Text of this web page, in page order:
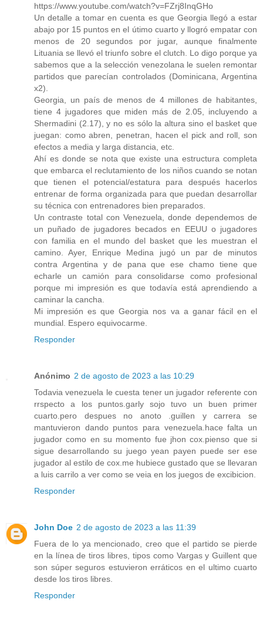
https://www.youtube.com/watch?v=FZrj8InqGHo
Un detalle a tomar en cuenta es que Georgia llegó a estar
abajo por 15 puntos en el útimo cuarto y llogró empatar con
menos de 20 segundos por jugar, aunque finalmente
Lituania se llevó el triunfo sobre el clutch. Lo digo porque ya
sabemos que a la selección venezolana le suelen remontar
partidos que parecían controlados (Dominicana, Argentina
x2).
Georgia, un país de menos de 4 millones de habitantes,
tiene 4 jugadores que miden más de 2.05, incluyendo a
Shermadini (2.17), y no es sólo la altura sino el basket que
juegan: como abren, penetran, hacen el pick and roll, son
efectos a media y larga distancia, etc.
Ahí es donde se nota que existe una estructura completa
que embarca el reclutamiento de los niños cuando se notan
que tienen el potencial/estatura para después hacerlos
entrenar de forma organizada para que puedan desarrollar
su técnica con entrenadores bien preparados.
Un contraste total con Venezuela, donde dependemos de
un puñado de jugadores becados en EEUU o jugadores
con familia en el mundo del basket que les muestran el
camino. Ayer, Enrique Medina jugó un par de minutos
contra Argentina y de pana que ese chamo tiene que
echarle un camión para consolidarse como profesional
porque mi impresión es que todavía está aprendiendo a
caminar la cancha.
Mi impresión es que Georgia nos va a ganar fácil en el
mundial. Espero equivocarme.
Responder
Anónimo 2 de agosto de 2023 a las 10:29
Todavia venezuela le cuesta tener un jugador referente con
rrspecto a los puntos.garly sojo tuvo un buen primer
cuarto.pero despues no anoto .guillen y carrera se
mantuvieron dando puntos para venezuela.hace falta un
jugador como en su momento fue jhon cox.pienso que si
sigue desarrollando su juego yean payen puede ser ese
jugador al estilo de cox.me hubiece gustado que se llevaran
a luis carrilo a ver como se veia en los juegos de excibicion.
Responder
John Doe 2 de agosto de 2023 a las 11:39
Fuera de lo ya mencionado, creo que el partido se pierde
en la línea de tiros libres, tipos como Vargas y Guillent que
son súper seguros estuvieron erráticos en el ultimo cuarto
desde los tiros libres.
Responder